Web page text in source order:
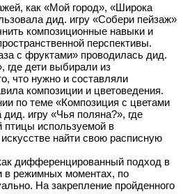
как «Мой город», «Широка
дид. игру «Собери пейзаж»
композиционные навыки и
перспективы.
с фруктами» проводилась дид.
где дети выбирали из
что нужно и составляли
композиции и цветоведения.
по теме «Композиция с цветами
игру «Чья поляна?», где
птицы используемой в
найти свою расписную
дифференцированный подход в
в режимных моментах, по
На закрепление пройденного